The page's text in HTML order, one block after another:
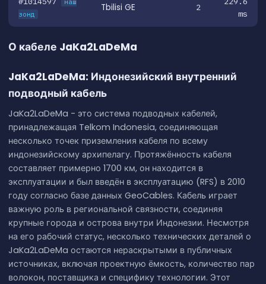
зонд
Tbilisi GE 2
ms
О кабеле JaKa2LaDeMa
JaKa2LaDeMa: Индонезийский внутренний
подводный кабель
JaKa2LaDeMa - это система подводных кабелей,
принадлежащая Telkom Indonesia, соединяющая
несколько точек приземления кабеля по всему
индонезийскому архипелагу. Протяжённость кабеля
составляет примерно 1700 км, он находится в
эксплуатации и был введён в эксплуатацию (RFS) в 2010
году согласно базе данных GeoCables. Кабель играет
важную роль в региональной связности, соединяя
крупные города и острова внутри Индонезии. Несмотря
на его рабочий статус, несколько технических деталей о
JaKa2LaDeMa остаются нераскрытыми в публичных
источниках, включая проектную ёмкость, количество пар
волокон, поставщика и специфику технологии. Этот